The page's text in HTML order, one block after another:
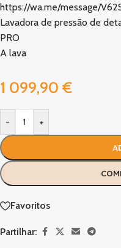
https://wa.me/message/
Lavadora de pressão de
PRO
A lava
1 099,90 €
- +
Favoritos
Partilhar: